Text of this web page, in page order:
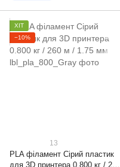
ХІТ
−10%
13
PLA філамент Сірий пластик
для 3D принтера 0.800 кг / 260